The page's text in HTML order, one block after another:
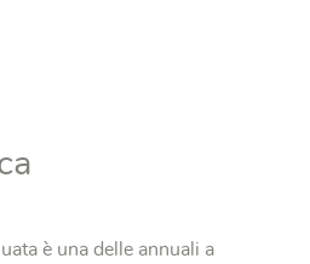
è una delle annuali a